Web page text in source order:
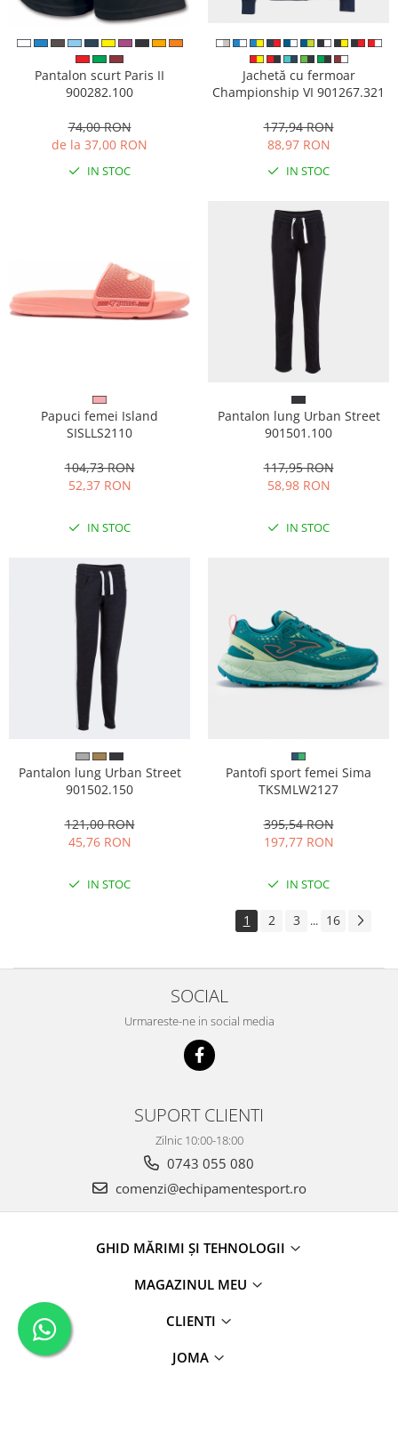
Pantalon scurt Paris II
900282.100
74,00 RON
de la 37,00 RON
IN STOC
Jachetă cu fermoar
Championship VI 901267.321
177,94 RON
88,97 RON
IN STOC
Papuci femei Island
SISLLS2110
104,73 RON
52,37 RON
IN STOC
Pantalon lung Urban Street
901501.100
117,95 RON
58,98 RON
IN STOC
Pantalon lung Urban Street
901502.150
121,00 RON
45,76 RON
IN STOC
Pantofi sport femei Sima
TKSMLW2127
395,54 RON
197,77 RON
IN STOC
1 2 3 ... 16
SOCIAL
Urmareste-ne in social media
SUPORT CLIENTI
Zilnic 10:00-18:00
0743 055 080
comenzi@echipamentesport.ro
GHID MĂRIMI ȘI TEHNOLOGII
MAGAZINUL MEU
CLIENTI
JOMA